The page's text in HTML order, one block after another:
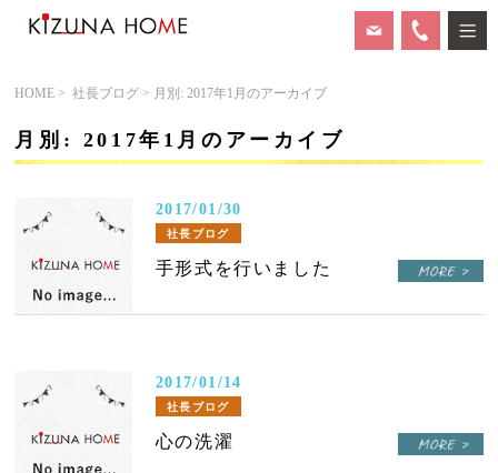
HOME >社長ブログ > 月別: 2017年1月のアーカイブ
月別: 2017年1月のアーカイブ
2017/01/30
社長ブログ
手形式を行いました
2017/01/14
社長ブログ
心の洗濯